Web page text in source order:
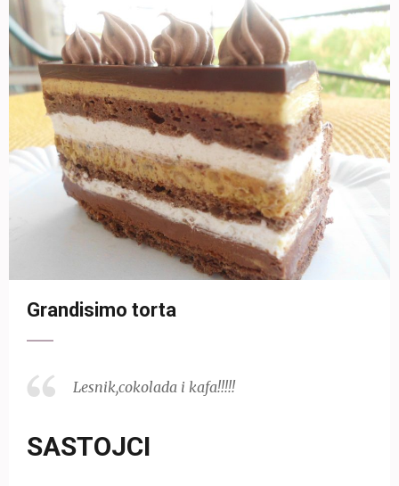
Grandisimo torta
Lesnik,cokolada i kafa!!!!!
SASTOJCI